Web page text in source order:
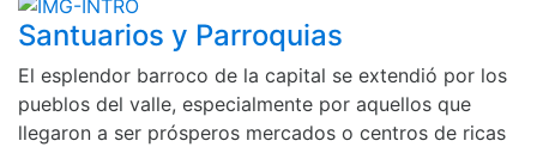
Santuarios y Parroquias
El esplendor barroco de la capital se extendió por los
pueblos del valle, especialmente por aquellos que
llegaron a ser prósperos mercados o centros de ricas